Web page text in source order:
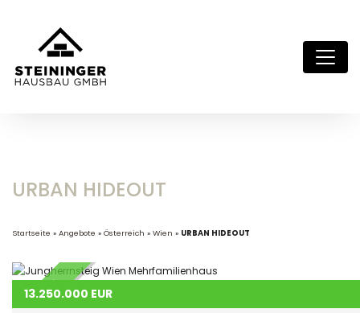
URBAN HIDEOUT
Startseite » Angebote » Österreich » Wien » URBAN HIDEOUT
INVEST
13.250.000 EUR